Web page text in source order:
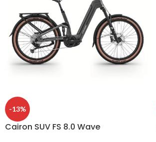
-13%
Cairon SUV FS 8.0 Wave